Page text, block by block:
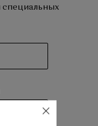
специальных